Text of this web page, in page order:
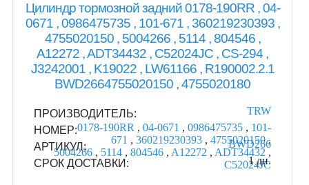
Цилиндр тормозной задний 0178-190RR , 04-
0671 , 0986475735 , 101-671 , 360219230393 ,
4755020150 , 5004266 , 5114 , 804546 ,
A12272 , ADT34432 , C52024JC , CS-294 ,
J3242001 , K19022 , LW61166 , R190002.2.1
BWD2664755020150 , 4755020180
ПРОИЗВОДИТЕЛЬ:
TRW
НОМЕР:0178-190RR ,04-0671 ,0986475735 , 101-
671 ,360219230393 ,4755020150,
5004266 , 5114 ,804546 , A12272 , ADT34432 ,
C52024JC
АРТИКУЛ:
BWD266
СРОК ДОСТАВКИ:
1 дн.